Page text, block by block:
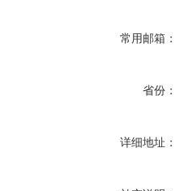
常用邮箱：
省份：
详细地址：